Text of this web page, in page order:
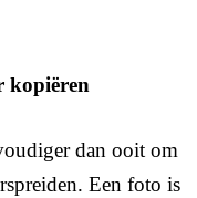
kopiëren
dan ooit om
Een foto is